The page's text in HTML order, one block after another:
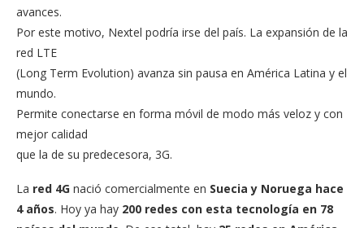
avances.
Por este motivo, Nextel podría irse del país. La expansión de la
red LTE
(Long Term Evolution) avanza sin pausa en América Latina y el
mundo.
Permite conectarse en forma móvil de modo más veloz y con
mejor calidad
que la de su predecesora, 3G.
La red 4G nació comercialmente en Suecia y Noruega hace
4 años. Hoy ya hay 200 redes con esta tecnología en 78